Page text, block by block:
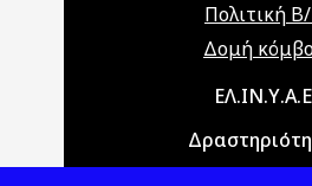
Πολιτική
Δομή
Main navigation